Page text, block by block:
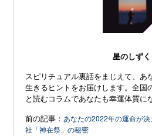
星のしずく
スピリチュアル裏話をまじえて、あ
生きるヒントをお届けします。全国
と読むコラムであなたも幸運体質に
前の記事：あなたの2022年の運命が
社「神在祭」の秘密